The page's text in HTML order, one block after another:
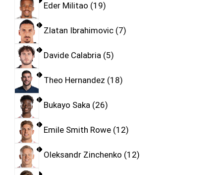
Eder Militao 19
Zlatan Ibrahimovic 7
Davide Calabria 5
Theo Hernandez 18
Bukayo Saka 26
Emile Smith Rowe 12
Oleksandr Zinchenko 12